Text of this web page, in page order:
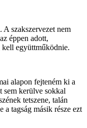
szakszervezet nem
éppen adott,
kell együttműködnie.
alapon fejteném ki a
sem kerülve sokkal
tetszene, talán
a tagság másik része ezt